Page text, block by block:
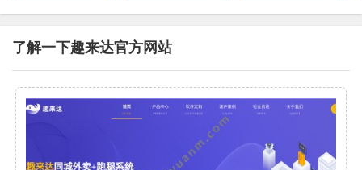
了解一下趣来达官方网站